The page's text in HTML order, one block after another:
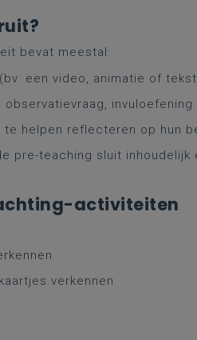
bevat meestal:
een video, animatie of
invuloefening
helpen reflecteren op hun
pre-teaching sluit
activiteiten
verkennen